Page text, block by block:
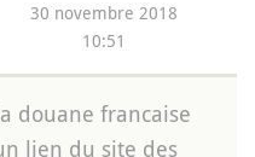
30 novembre 2018
10:51
douane francaise
lien du site des